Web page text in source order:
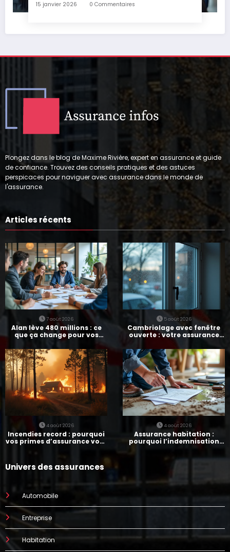
15 janvier 2026 0 Commentaires
Plongez dans le blog de Maxime Rivière, expert en assurance et guide
de confiance. Trouvez des conseils pratiques et des astuces
perspicaces pour naviguer avec assurance dans le monde de
l'assurance.
Articles récents
7 août 2026
Alan lève 480 millions : ce
que ça change pour vos
assurances
5 août 2026
Cambriolage avec fenêtre
ouverte : votre assurance
paie-t-elle ?
4 août 2026
Incendies record : pourquoi
vos primes d’assurance vont
4 août 2026
Assurance habitation :
pourquoi l’indemnisation
prend parfois 7 mois
Univers des assurances
Automobile
Entreprise
Habitation